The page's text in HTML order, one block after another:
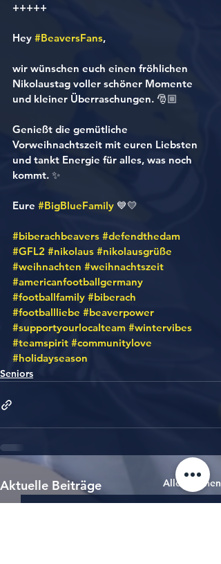
+++++
Hey #BeaversFans,
wir wünschen euch einen fröhlichen
Nikolaustag voller schöner Momente
und kleiner Überraschungen. 🎅🏼
Genießt die gemütliche
Vorweihnachtszeit mit euren Liebsten
und tankt Energie für alles, was noch
kommt. ✨
Eure #BigBlueFamily 💙💛
#biberachbeavers #defendthedam
#GFL2 #nikolaus #nikolausgrüße
#weihnachten #weihnachtszeit
#americanfootballgermany
#footballfamily #biberach
#footballliebe #beaverpower
#supportyourlocalteam #wintervibes
#teamspirit #communitylove
#holidayseason
Seniors
Aktuelle Beiträge Alle ansehen